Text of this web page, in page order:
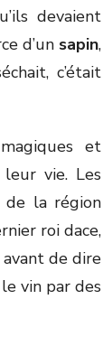
devaient
d’un sapin,
c’était
et
vie. Les
de la région
roi dace,
avant de dire
vin par des